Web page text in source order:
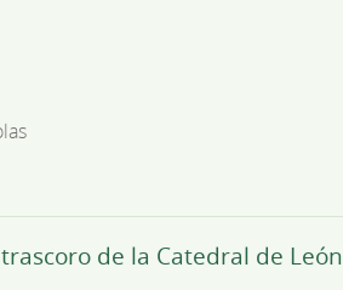
de la Catedral de León